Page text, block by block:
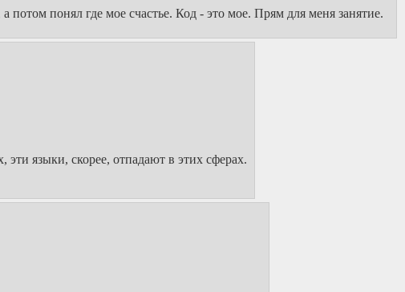
понял где мое счастье. Код - это мое. Прям для меня занятие.
языки, скорее, отпадают в этих сферах.